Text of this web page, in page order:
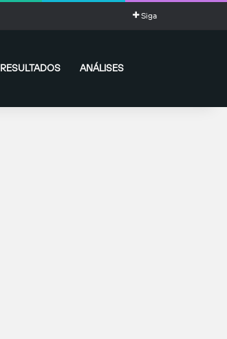
Siga
RESULTADOS ANÁLISES